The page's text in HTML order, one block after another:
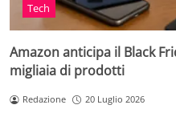
Tech
Amazon anticipa il Black
migliaia di prodotti
Redazione 20 Luglio 2026